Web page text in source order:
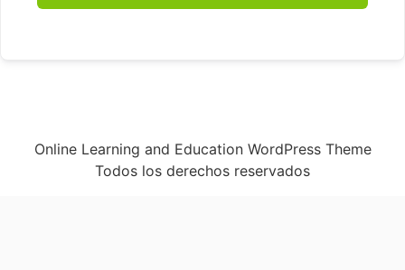
Online Learning and Education WordPress Theme
Todos los derechos reservados